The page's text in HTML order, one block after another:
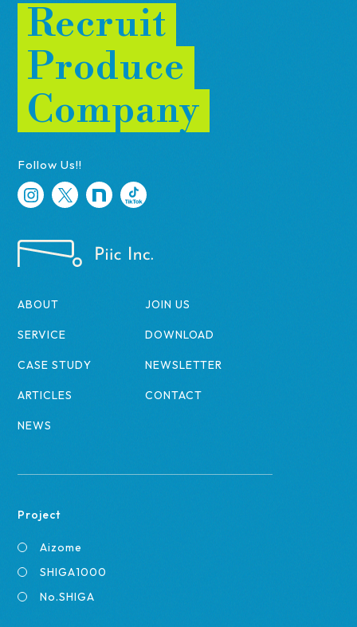
Recruit
Produce
Company
Follow Us!!
ABOUT JOIN US
SERVICE DOWNLOAD
CASE STUDY NEWSLETTER
ARTICLES CONTACT
NEWS
Project
Aizome
SHIGA1000
No.SHIGA